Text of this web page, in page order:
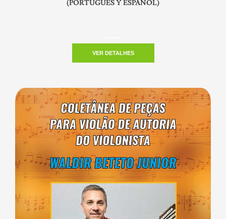
(PORTUGUÊS Y ESPAÑOL)
VER DETALHES